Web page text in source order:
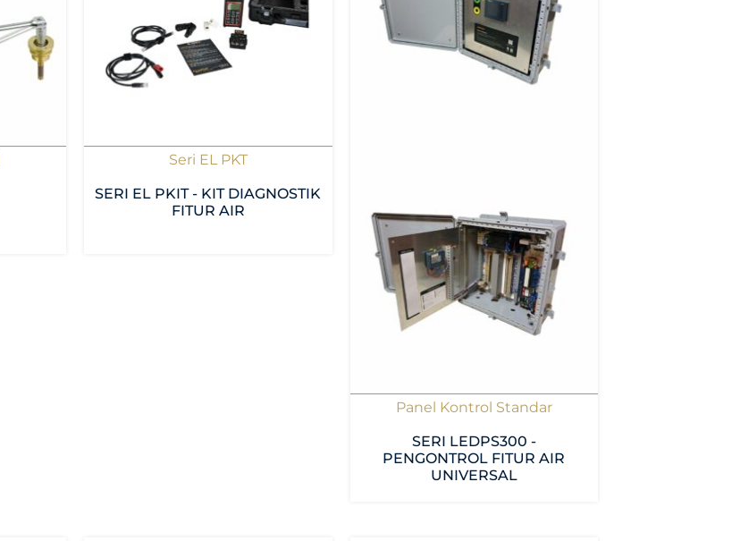
Seri EL PKT
SERI EL PKIT - KIT DIAGNOSTIK
FITUR AIR
Panel Kontrol Standar
SERI LEDPS300 -
PENGONTROL FITUR AIR
UNIVERSAL